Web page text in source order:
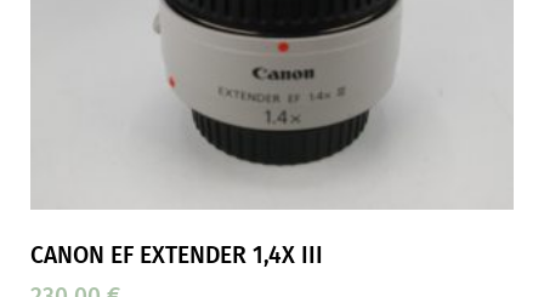
CANON EF EXTENDER 1,4X III